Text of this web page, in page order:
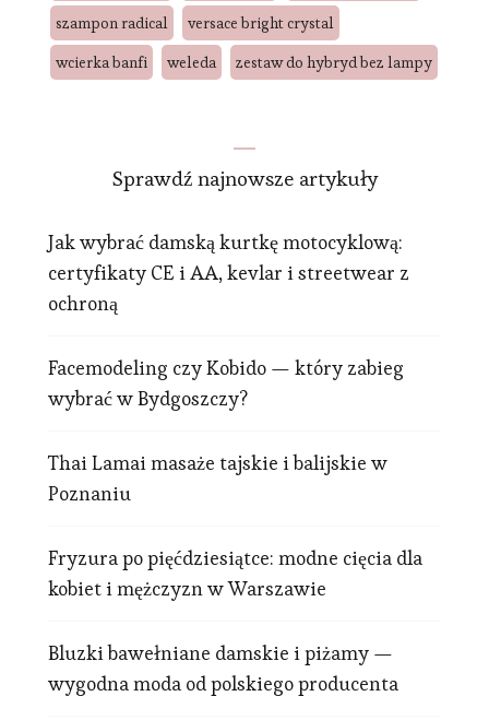
szampon radical
versace bright crystal
wcierka banfi
weleda zestaw do hybryd bez lampy
Sprawdź najnowsze artykuły
Jak wybrać damską kurtkę motocyklową:
certyfikaty CE i AA, kevlar i streetwear z
ochroną
Facemodeling czy Kobido — który zabieg
wybrać w Bydgoszczy?
Thai Lamai masaże tajskie i balijskie w
Poznaniu
Fryzura po pięćdziesiątce: modne cięcia dla
kobiet i mężczyzn w Warszawie
Bluzki bawełniane damskie i piżamy —
wygodna moda od polskiego producenta